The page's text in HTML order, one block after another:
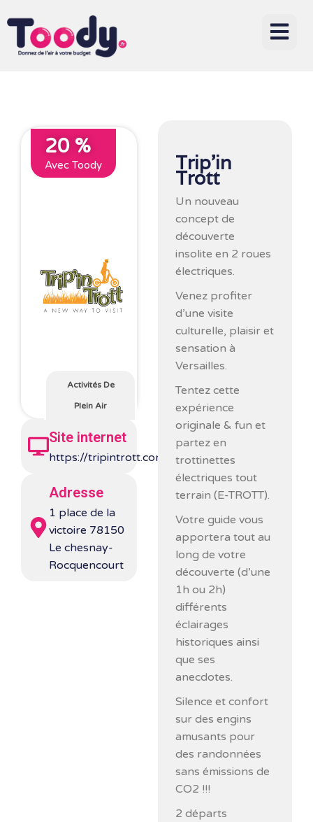
20 %
Avec Toody
Activités De
Plein Air
Site internet
https://tripintrott.com/
Adresse
1 place de la
victoire 78150
Le chesnay-
Rocquencourt
Trip’in
Trott
Un nouveau
concept de
découverte
insolite en 2 roues
électriques.
Venez profiter
d’une visite
culturelle, plaisir et
sensation à
Versailles.
Tentez cette
expérience
originale & fun et
partez en
trottinettes
électriques tout
terrain (E-TROTT).
Votre guide vous
apportera tout au
long de votre
découverte (d’une
1h ou 2h)
différents
éclairages
historiques ainsi
que ses
anecdotes.
Silence et confort
sur des engins
amusants pour
des randonnées
sans émissions de
CO2 !!!
2 départs